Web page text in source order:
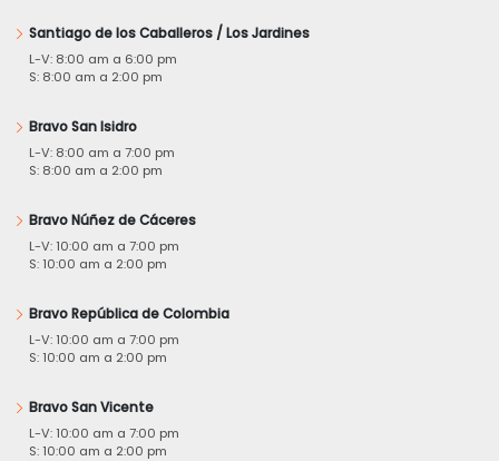
Santiago de los Caballeros / Los Jardines
L-V: 8:00 am a 6:00 pm
S: 8:00 am a 2:00 pm
Bravo San Isidro
L-V: 8:00 am a 7:00 pm
S: 8:00 am a 2:00 pm
Bravo Núñez de Cáceres
L-V: 10:00 am a 7:00 pm
S: 10:00 am a 2:00 pm
Bravo República de Colombia
L-V: 10:00 am a 7:00 pm
S: 10:00 am a 2:00 pm
Bravo San Vicente
L-V: 10:00 am a 7:00 pm
S: 10:00 am a 2:00 pm